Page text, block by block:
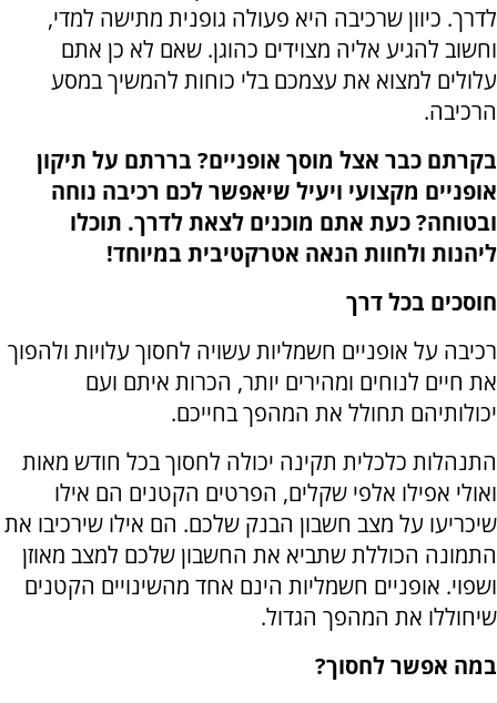
לדרך. כיוון שרכיבה היא פעולה גופנית מתישה למדי,
וחשוב להגיע אליה מצוידים כהוגן. שאם לא כן אתם
עלולים למצוא את עצמכם בלי כוחות להמשיך במסע
הרכיבה.
בקרתם כבר אצל מוסך אופניים? בררתם על תיקון
אופניים מקצועי ויעיל שיאפשר לכם רכיבה נוחה
ובטוחה? כעת אתם מוכנים לצאת לדרך. תוכלו
ליהנות ולחוות הנאה אטרקטיבית במיוחד!
חוסכים בכל דרך
רכיבה על אופניים חשמליות עשויה לחסוך עלויות ולהפוך
את חיים לנוחים ומהירים יותר, הכרות איתם ועם
יכולותיהם תחולל את המהפך בחייכם.
התנהלות כלכלית תקינה יכולה לחסוך בכל חודש מאות
ואולי אפילו אלפי שקלים, הפרטים הקטנים הם אילו
שיכריעו על מצב חשבון הבנק שלכם. הם אילו שירכיבו את
התמונה הכוללת שתביא את החשבון שלכם למצב מאוזן
ושפוי. אופניים חשמליות הינם אחד מהשינויים הקטנים
שיחוללו את המהפך הגדול.
במה אפשר לחסוך?